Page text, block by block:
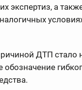
экспертиз, а
ДТП стало